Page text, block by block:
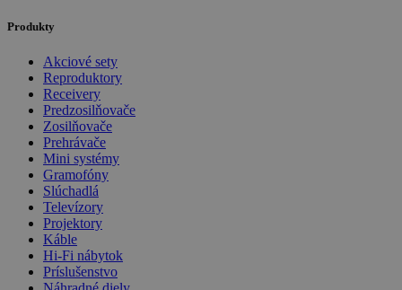
Produkty
Akciové sety
Reproduktory
Receivery
Predzosilňovače
Zosilňovače
Prehrávače
Mini systémy
Gramofóny
Slúchadlá
Televízory
Projektory
Káble
Hi-Fi nábytok
Príslušenstvo